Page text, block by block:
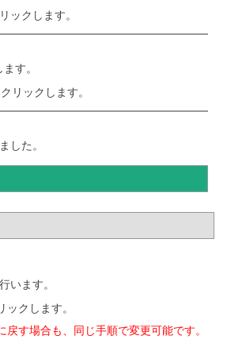
ックします。
す。
リックします。
した。
います。
ックします。
す場合も、同じ手順で変更可能です。